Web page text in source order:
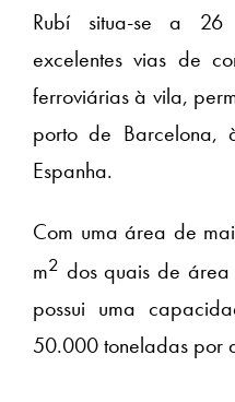
Rubí situa-se a
excelentes vias de
ferroviárias à vila,
porto de
Espanha.
Com uma área de
m2 dos quais de
possui uma
50.000 toneladas por